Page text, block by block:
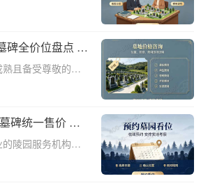
者的无尽思念。
严肃穆与整洁美
陵园园区养护墓
碑全价位盘点 老
且备受尊敬的陵
高质量的服务和
深入解析老客户
求的用户提供全
碑统一售价 老
费用与福利政
陵园服务机构，
供高质量的安息